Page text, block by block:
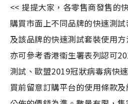
<< 提提大家，各零售商發售的
購買市面上不同品牌的快速測
及該品牌的快速測試套裝使用
亦可參考香港衞生署表列認可
測試、歐盟2019冠狀病毒病快
買前留意訂購平台的使用條款